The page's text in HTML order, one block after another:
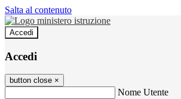
Salta al contenuto
Accedi
Accedi
button close ×
Nome Utente